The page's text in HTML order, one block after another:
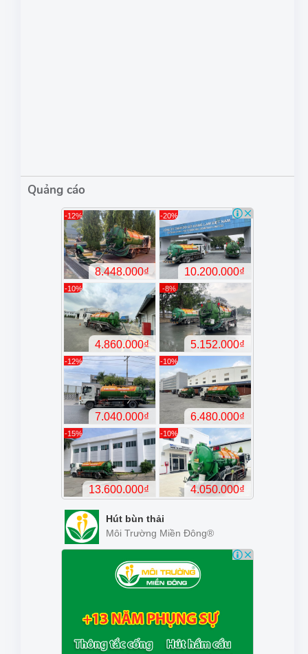
Hút bùn thải
Môi Trường Miền Đông®